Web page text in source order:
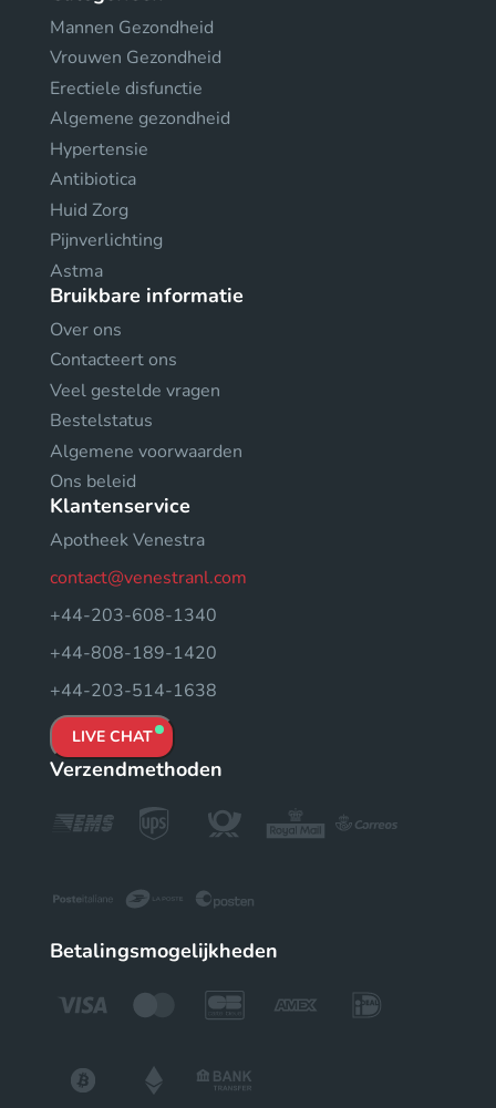
Mannen Gezondheid
Vrouwen Gezondheid
Erectiele disfunctie
Algemene gezondheid
Hypertensie
Antibiotica
Huid Zorg
Pijnverlichting
Astma
Bruikbare informatie
Over ons
Contacteert ons
Veel gestelde vragen
Bestelstatus
Algemene voorwaarden
Ons beleid
Klantenservice
Apotheek Venestra
contact@venestranl.com
+44-203-608-1340
+44-808-189-1420
+44-203-514-1638
LIVE CHAT
Verzendmethoden
Betalingsmogelijkheden